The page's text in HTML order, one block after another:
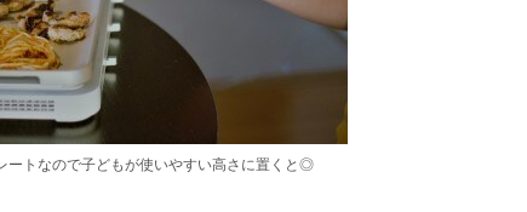
ートなので子どもが使いやすい高さに置くと◎